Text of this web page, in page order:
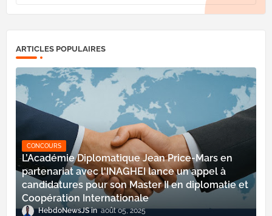
ARTICLES POPULAIRES
CONCOURS
L’Académie Diplomatique Jean Price-Mars en
partenariat avec l'INAGHEI lance un appel à
candidatures pour son Master II en diplomatie et
Coopération Internationale
HebdoNewsJS août 05, 2025